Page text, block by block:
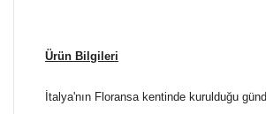
Ürün Bilgileri
İtalya'nın Floransa kentinde kurulduğu